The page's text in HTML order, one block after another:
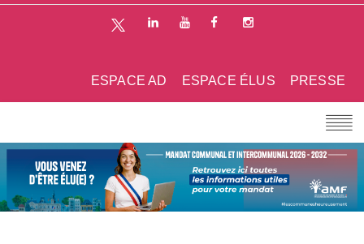
PRESSE
ESPACE ÉLUS
ESPACE AD